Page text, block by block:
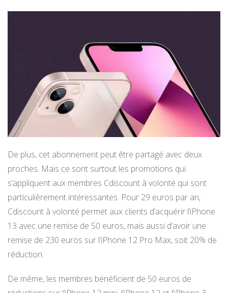
De plus, cet abonnement peut être partagé avec deux
proches. Mais ce sont surtout les promotions qui
s’appliquent aux membres Cdiscount à volonté qui sont
particulièrement intéressantes. Pour 29 euros par an,
Cdiscount à volonté permet aux clients d’acquérir l’iPhone
13 avec une remise de 50 euros, mais aussi d’avoir une
remise de 230 euros sur l’iPhone 12 Pro Max, soit 20% de
réduction.
De même, les membres bénéficient de 50 euros de